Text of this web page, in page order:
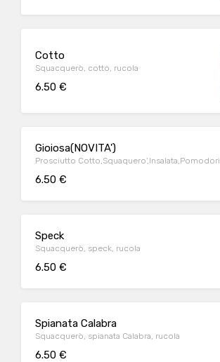
Cotto
Squacquerò, cotto, rucola
6.50 €
Gioiosa(NOVITA')
Prosciutto Cotto,Squaquero',Insalata,Pomodori
6.50 €
Speck
Squacquerò, speck, rucola
6.50 €
Spianata Calabra
Squacquerò, spianata Calabra, rucola
6.50 €